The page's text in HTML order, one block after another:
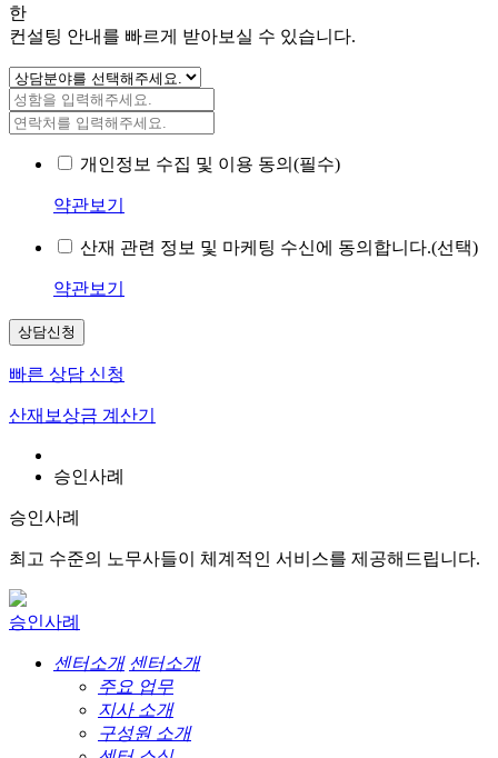
한
컨설팅 안내를 빠르게 받아보실 수 있습니다.
개인정보 수집 및 이용 동의(필수)
약관보기
산재 관련 정보 및 마케팅 수신에 동의합니다.(선택)
약관보기
상담신청
빠른 상담 신청
산재보상금 계산기
승인사례
승인사례
최고 수준의 노무사들이 체계적인 서비스를 제공해드립니다.
승인사례
센터소개 센터소개
주요 업무
지사 소개
구성원 소개